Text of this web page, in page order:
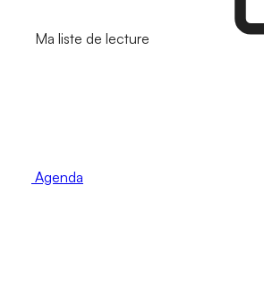
Ma liste de lecture
Agenda